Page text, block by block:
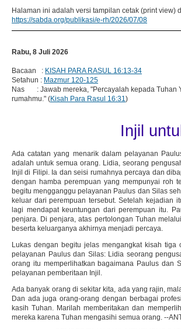
Halaman ini adalah versi tampilan cetak (print view)
https://sabda.org/publikasi/e-rh/2026/07/08
Rabu, 8 Juli 2026
Bacaan : KISAH PARA RASUL 16:13-34
Setahun : Mazmur 120-125
Nas : Jawab mereka, "Percayalah kepada Tuhan
rumahmu." (Kisah Para Rasul 16:31)
Injil
Ada catatan yang menarik dalam pelayanan
adalah untuk semua orang. Lidia, seorang
Injil di Filipi. Ia dan seisi rumahnya percaya dan
dengan hamba perempuan yang mempunyai roh
begitu mengganggu pelayanan Paulus dan Silas
keluar dari perempuan tersebut. Setelah kejadian
lagi mendapat keuntungan dari perempuan itu.
penjara. Di penjara, atas pertolongan Tuhan
beserta keluarganya akhirnya menjadi percaya.
Lukas dengan begitu jelas mengangkat kisah
pelayanan Paulus dan Silas: Lidia seorang
orang itu memperlihatkan bagaimana Paulus dan
pelayanan pemberitaan Injil.
Ada banyak orang di sekitar kita, ada yang rajin,
Dan ada juga orang-orang dengan berbagai
kasih Tuhan. Marilah memberitakan dan
mereka karena Tuhan mengasihi semua orang. --